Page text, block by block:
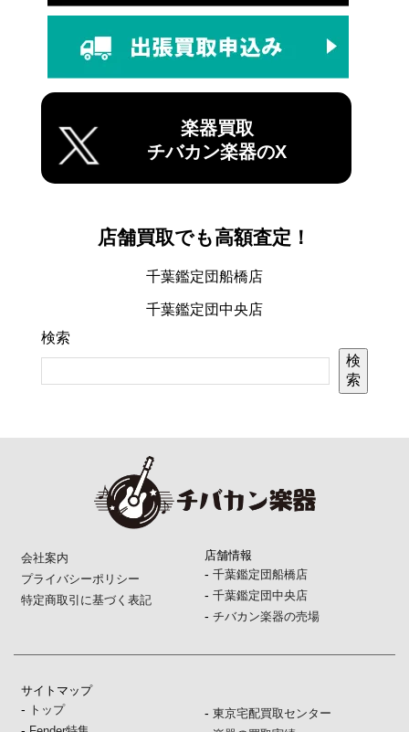
楽器買取
チバカン楽器のX
店舗買取でも高額査定！
千葉鑑定団船橋店
千葉鑑定団中央店
検索
検
索
会社案内
プライバシーポリシー
特定商取引に基づく表記
店舗情報
- 千葉鑑定団船橋店
- 千葉鑑定団中央店
- チバカン楽器の売場
サイトマップ
- トップ - 東京宅配買取センター